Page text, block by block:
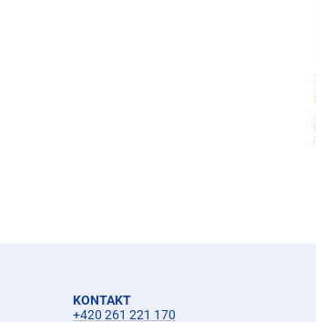
KONTAKT
+420 261 221 170